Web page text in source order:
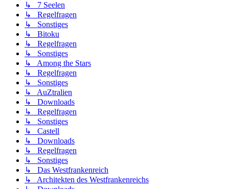
↳ 7 Seelen
↳ Regelfragen
↳ Sonstiges
↳ Bitoku
↳ Regelfragen
↳ Sonstiges
↳ Among the Stars
↳ Regelfragen
↳ Sonstiges
↳ AuZtralien
↳ Downloads
↳ Regelfragen
↳ Sonstiges
↳ Castell
↳ Downloads
↳ Regelfragen
↳ Sonstiges
↳ Das Westfrankenreich
↳ Architekten des Westfrankenreichs